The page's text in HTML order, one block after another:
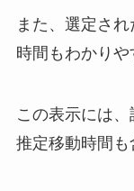
また、選定さ
時間もわかりや
この表示には、
推定移動時間も